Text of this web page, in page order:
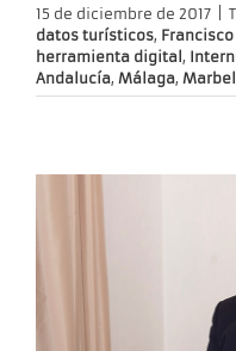
15 de diciembre de 2017
datos turísticos,
herramienta digital ,
Andalucía, Málaga,